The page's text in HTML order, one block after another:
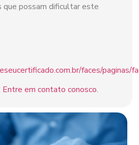
que possam dificultar este
faces/paginas/
Entre em contato conosco.